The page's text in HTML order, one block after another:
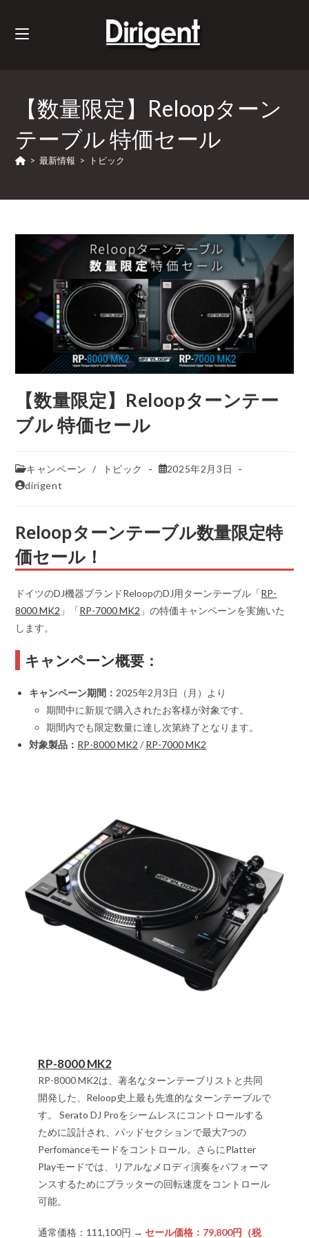
【数量限定】Reloopターン
テーブル 特価セール
> 最新情報 > トピック
【数量限定】Reloopターンテー
ブル 特価セール
キャンペーン / トピック
2025年2月3日
dirigent
Reloopターンテーブル数量限定特
価セール！
ドイツのDJ機器ブランドReloopのDJ用ターンテーブル「RP-
8000 MK2 」「RP-7000 MK2 」の特価キャンペーンを実施いた
します。
キャンペーン概要：
キャンペーン期間： 2025年2月3日（月）より
期間中に新規で購入されたお客様が対象です。
期間内でも限定数量に達し次第終了となります。
対象製品： RP-8000 MK2 / RP-7000 MK2
RP-8000 MK2
RP-8000 MK2は、著名なターンテーブリストと共同
開発した、Reloop史上最も先進的なターンテーブルで
す。 Serato DJ Proをシームレスにコントロールする
ために設計され、パッドセクションで最大7つの
Perfomanceモードをコントロール。さらにPlatter
Playモードでは、リアルなメロディ演奏をパフォーマ
ンスするためにプラッターの回転速度をコントロール
可能。
通常価格：111,100円 → セール価格：79,800円（税